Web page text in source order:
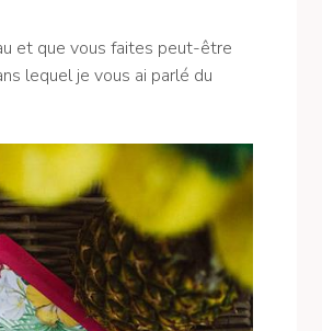
et que vous faites peut-être
lequel je vous ai parlé du